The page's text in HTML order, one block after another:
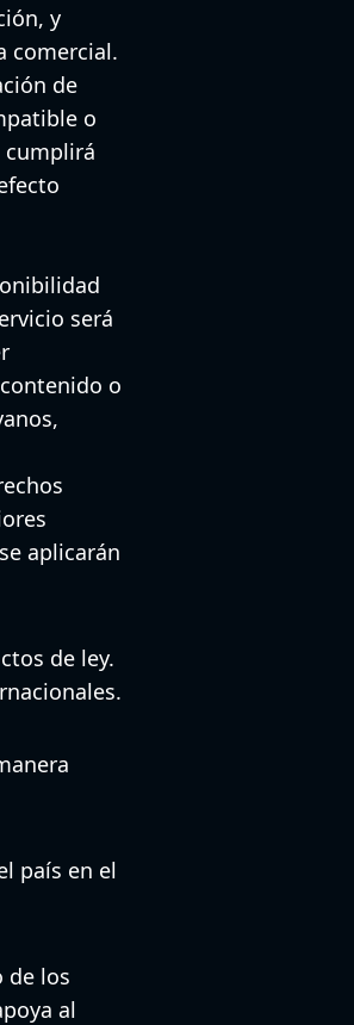
y
comercial.
de
o
cumplirá
será
o
aplicarán
de ley.
país en el
de los
al